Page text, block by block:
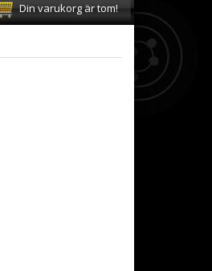
Din varukorg är tom!